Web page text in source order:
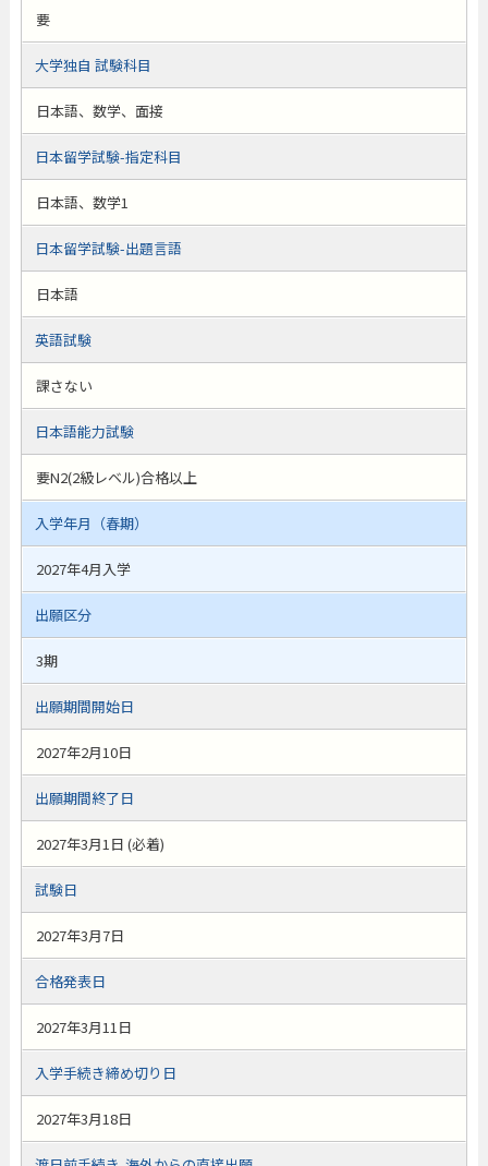
要
大学独自 試験科目
日本語、数学、面接
日本留学試験-指定科目
日本語、数学1
日本留学試験-出題言語
日本語
英語試験
課さない
日本語能力試験
要N2(2級レベル)合格以上
入学年月（春期）
2027年4月入学
出願区分
3期
出願期間開始日
2027年2月10日
出願期間終了日
2027年3月1日 (必着)
試験日
2027年3月7日
合格発表日
2027年3月11日
入学手続き締め切り日
2027年3月18日